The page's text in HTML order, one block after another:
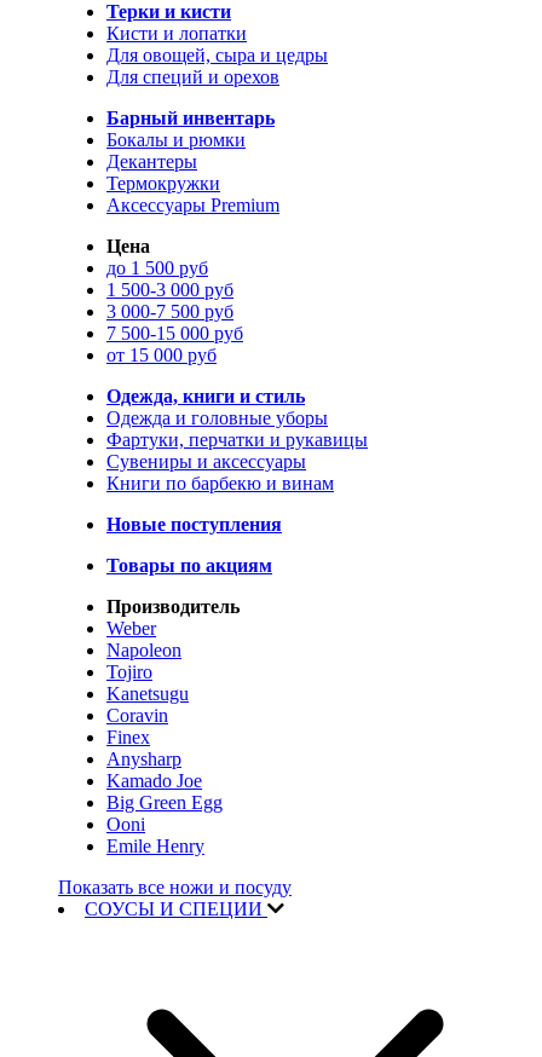
Терки и кисти
Кисти и лопатки
Для овощей, сыра и цедры
Для специй и орехов
Барный инвентарь
Бокалы и рюмки
Декантеры
Термокружки
Аксессуары Premium
Цена
до 1 500 руб
1 500-3 000 руб
3 000-7 500 руб
7 500-15 000 руб
от 15 000 руб
Одежда, книги и стиль
Одежда и головные уборы
Фартуки, перчатки и рукавицы
Сувениры и аксессуары
Книги по барбекю и винам
Новые поступления
Товары по акциям
Производитель
Weber
Napoleon
Tojiro
Kanetsugu
Coravin
Finex
Anysharp
Kamado Joe
Big Green Egg
Ooni
Emile Henry
Показать все ножи и посуду
СОУСЫ И СПЕЦИИ